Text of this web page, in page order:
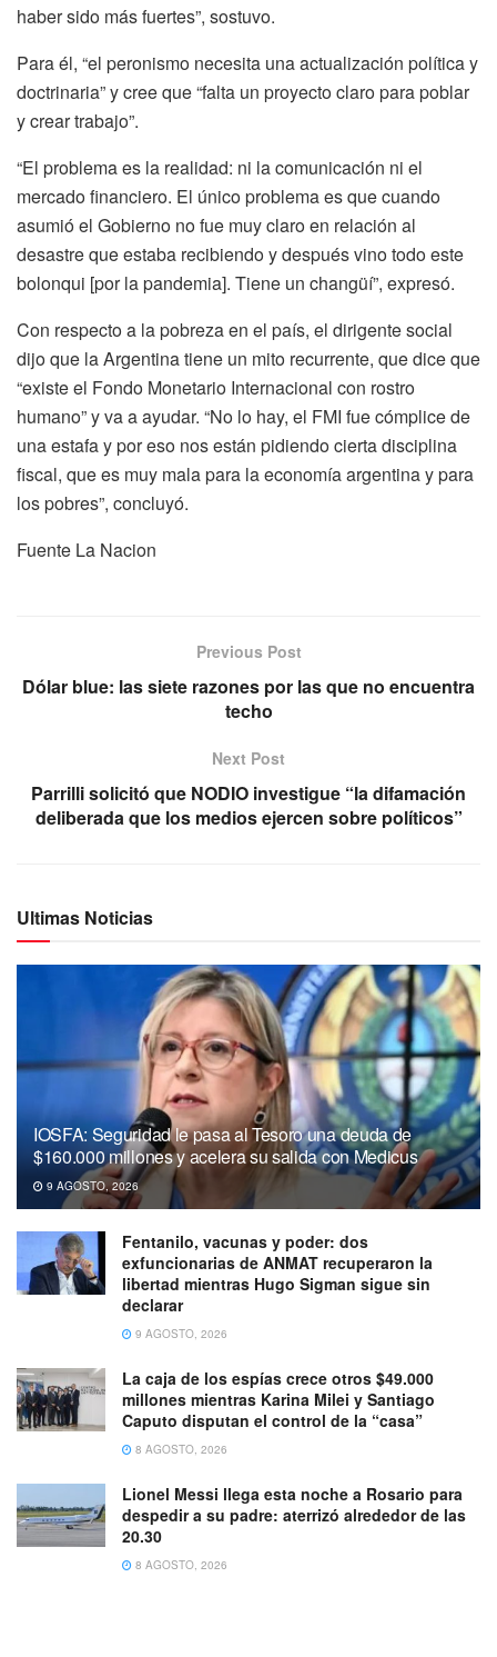
haber sido más fuertes”, sostuvo.
Para él, “el peronismo necesita una actualización política y
doctrinaria” y cree que “falta un proyecto claro para poblar
y crear trabajo”.
“El problema es la realidad: ni la comunicación ni el
mercado financiero. El único problema es que cuando
asumió el Gobierno no fue muy claro en relación al
desastre que estaba recibiendo y después vino todo este
bolonqui [por la pandemia]. Tiene un changüí”, expresó.
Con respecto a la pobreza en el país, el dirigente social
dijo que la Argentina tiene un mito recurrente, que dice que
“existe el Fondo Monetario Internacional con rostro
humano” y va a ayudar. “No lo hay, el FMI fue cómplice de
una estafa y por eso nos están pidiendo cierta disciplina
fiscal, que es muy mala para la economía argentina y para
los pobres”, concluyó.
Fuente La Nacion
Previous Post
Dólar blue: las siete razones por las que no encuentra
techo
Next Post
Parrilli solicitó que NODIO investigue “la difamación
deliberada que los medios ejercen sobre políticos”
Ultimas Noticias
IOSFA: Seguridad le pasa al Tesoro una deuda de
$160.000 millones y acelera su salida con Medicus
9 AGOSTO, 2026
Fentanilo, vacunas y poder: dos
exfuncionarias de ANMAT recuperaron la
libertad mientras Hugo Sigman sigue sin
declarar
9 AGOSTO, 2026
La caja de los espías crece otros $49.000
millones mientras Karina Milei y Santiago
Caputo disputan el control de la “casa”
8 AGOSTO, 2026
Lionel Messi llega esta noche a Rosario para
despedir a su padre: aterrizó alrededor de las
20.30
8 AGOSTO, 2026